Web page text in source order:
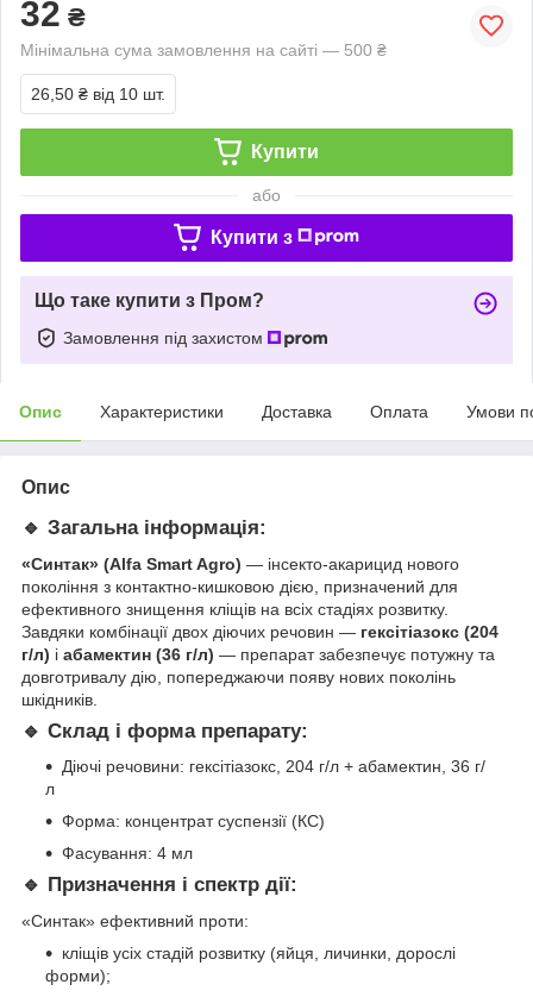
32 ₴
Мінімальна сума замовлення на сайті — 500 ₴
26,50 ₴ від 10 шт.
Купити
або
Купити з
Що таке купити з Пром?
Замовлення під захистом
Опис Характеристики Доставка Оплата Умови
Опис
🔹 Загальна інформація:
«Синтак» (Alfa Smart Agro) — інсекто-акарицид нового
покоління з контактно-кишковою дією, призначений для
ефективного знищення кліщів на всіх стадіях розвитку.
Завдяки комбінації двох діючих речовин — гексітіазокс (204
г/л) і абамектин (36 г/л) — препарат забезпечує потужну та
довготривалу дію, попереджаючи появу нових поколінь
шкідників.
🔹 Склад і форма препарату:
Діючі речовини: гексітіазокс, 204 г/л + абамектин, 36 г/
л
Форма: концентрат суспензії (КС)
Фасування: 4 мл
🔹 Призначення і спектр дії:
«Синтак» ефективний проти:
кліщів усіх стадій розвитку (яйця, личинки, дорослі
форми);